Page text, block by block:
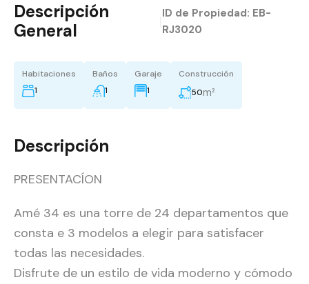
Descripción
General
ID de Propiedad: EB-
RJ3020
Habitaciones
1
Baños
1
Garaje
1
Construcción
50m²
Descripción
PRESENTACÍON
Amé 34 es una torre de 24 departamentos que
consta e 3 modelos a elegir para satisfacer
todas las necesidades.
Disfrute de un estilo de vida moderno y cómodo